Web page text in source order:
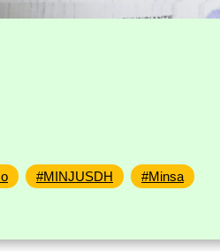
#MINJUSDH #Minsa